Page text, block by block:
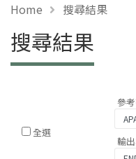
Home 搜尋結果
搜尋結果
全選
參
輸